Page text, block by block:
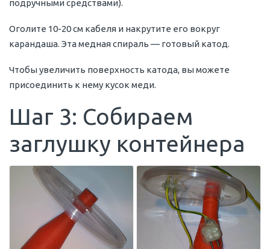
подручными средствами).
Оголите 10-20 см кабеля и накрутите его вокруг
карандаша. Эта медная спираль — готовый катод.
Чтобы увеличить поверхность катода, вы можете
присоединить к нему кусок меди.
Шаг 3: Собираем
заглушку контейнера